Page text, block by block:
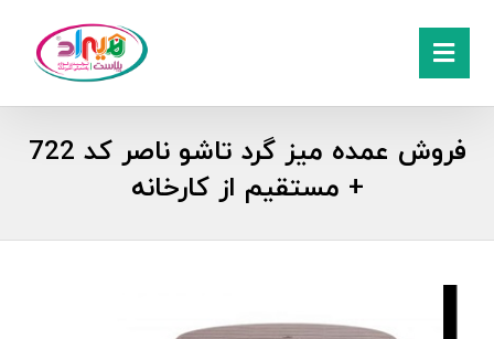
فروش عمده میز گرد تاشو ناصر کد 722
+ مستقیم از کارخانه